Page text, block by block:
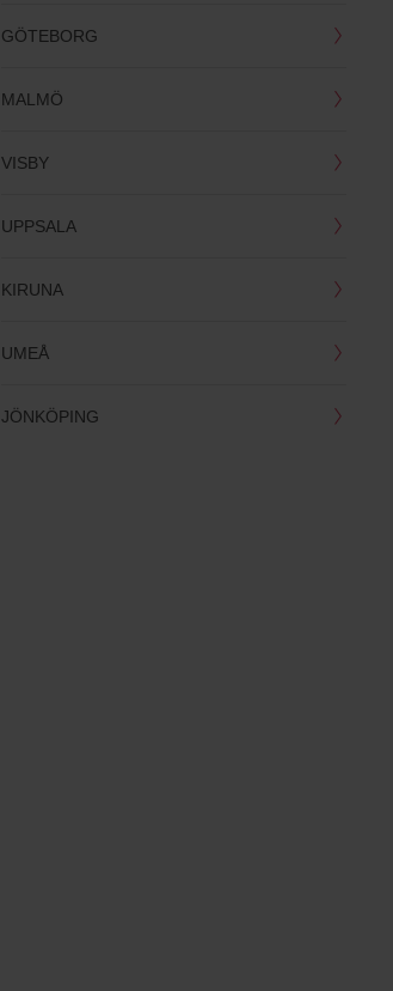
GÖTEBORG
MALMÖ
VISBY
UPPSALA
KIRUNA
UMEÅ
JÖNKÖPING